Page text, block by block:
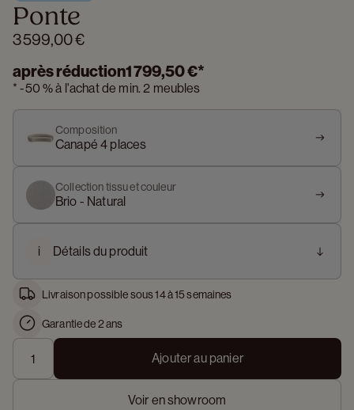
Ponte
3 599,00 €
après réduction1 799,50 €*
*-50 %à l'achat de min. 2 meubles
Composition
Canapé 4 places
Collection tissu et couleur
Brio - Natural
i Détails du produit
Livraison possible sous 14 à 15 semaines
Garantie de 2 ans
Ajouter au panier
Voir en showroom